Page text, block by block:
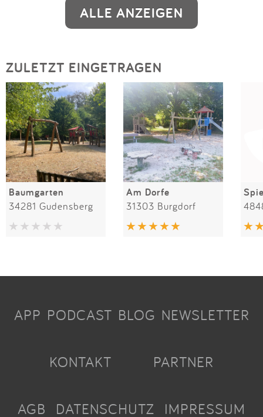
ALLE ANZEIGEN
ZULETZT EINGETRAGEN
Baumgarten
34281 Gudensberg
Am Dorfe
31303 Burgdorf
APP PODCAST BLOG NEWSLETTER
KONTAKT PARTNER
AGB DATENSCHUTZ IMPRESSUM